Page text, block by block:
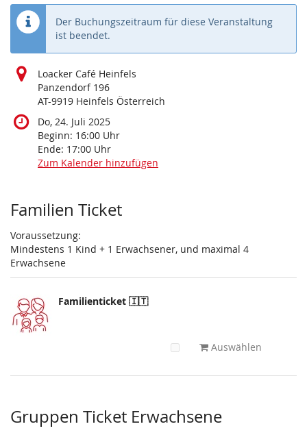
Der Buchungszeitraum für diese Veranstaltung
ist beendet.
Loacker Café Heinfels
Panzendorf 196
AT-9919 Heinfels Österreich
Do, 24. Juli 2025
Beginn: 16:00 Uhr
Ende: 17:00 Uhr
Zum Kalender hinzufügen
Produkte
Familien Ticket
Voraussetzung:
Mindestens 1 Kind + 1 Erwachsener, und maximal 4
Erwachsene
Familienticket 🇮🇹
Auswählen
Gruppen Ticket Erwachsene